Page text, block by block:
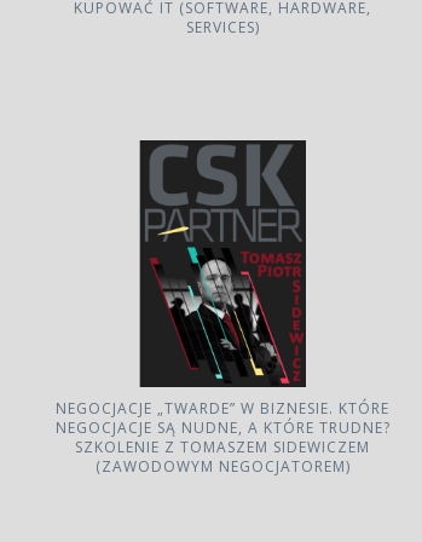
KUPOWAĆ IT (SOFTWARE, HARDWARE,
SERVICES)
NEGOCJACJE „TWARDE” W BIZNESIE. KTÓRE
NEGOCJACJE SĄ NUDNE, A KTÓRE TRUDNE?
SZKOLENIE Z TOMASZEM SIDEWICZEM
(ZAWODOWYM NEGOCJATOREM)